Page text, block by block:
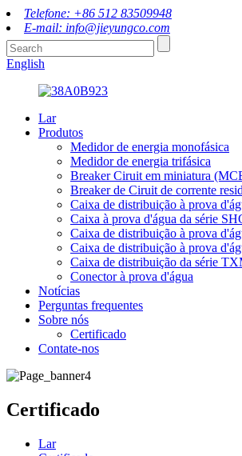
Telefone: +86 512 83509948
E-mail: info@jieyungco.com
English
Lar
Produtos
Medidor de energia monofásica
Medidor de energia trifásica
Breaker Ciruit em miniatura
Breaker de Ciruit de corrente
Caixa de distribuição à prova
Caixa à prova d'água da série
Caixa de distribuição à prova
Caixa de distribuição à prova
Caixa de distribuição da série
Conector à prova d'água
Notícias
Perguntas frequentes
Sobre nós
Certificado
Contate-nos
Certificado
Lar